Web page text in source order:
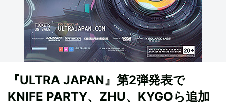
『ULTRA JAPAN』第2弾発表で
KNIFE PARTY、ZHU、KYGOら追加